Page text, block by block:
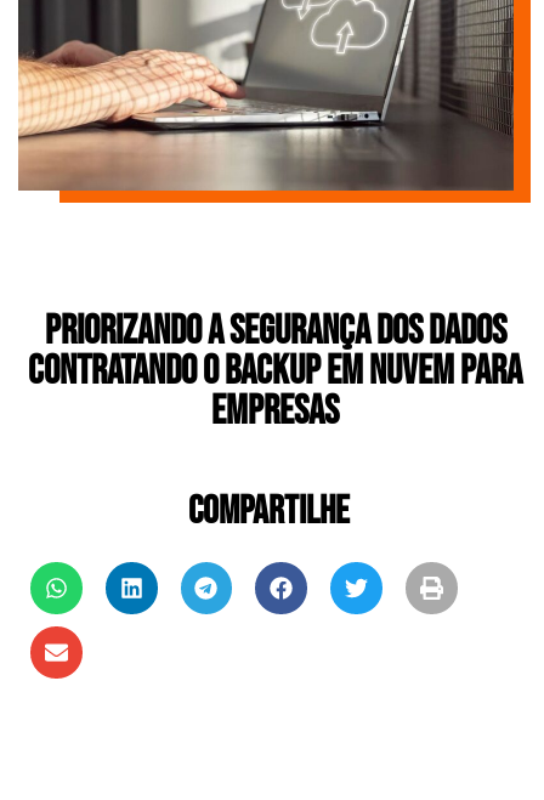
Priorizando a Segurança dos Dados
Contratando o Backup em Nuvem para
Empresas
COMPARTILHE